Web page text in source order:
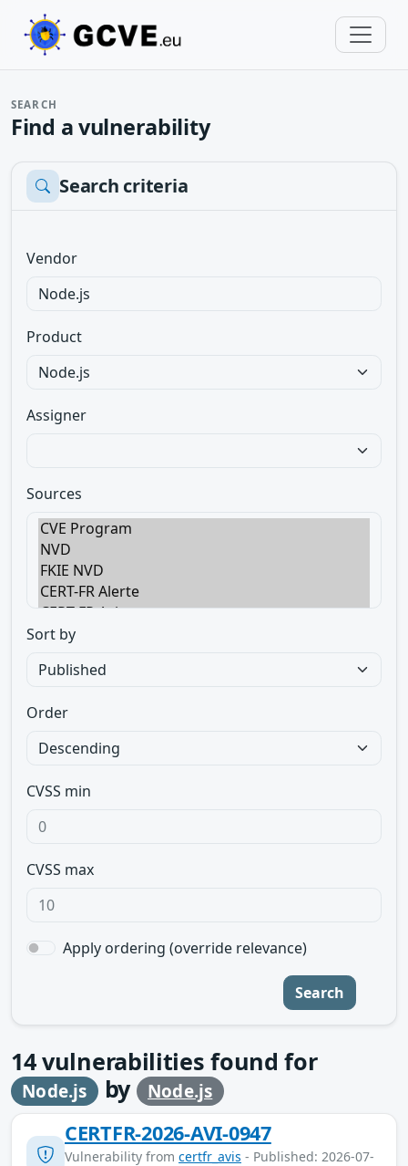
SEARCH
Find a vulnerability
Search criteria
Vendor
Product
Assigner
Sources
Sort by
Order
CVSS min
CVSS max
Apply ordering (override relevance)
Search
14vulnerabilities found for
Node.js by Node.js
CERTFR-2026-AVI-0947
Vulnerability from certfr_avis - Published: 2026-07-